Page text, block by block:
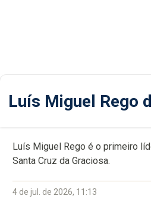
Luís Miguel Rego
Luís Miguel Rego é o primeiro
Santa Cruz da Graciosa.
4 de jul. de 2026, 11:13